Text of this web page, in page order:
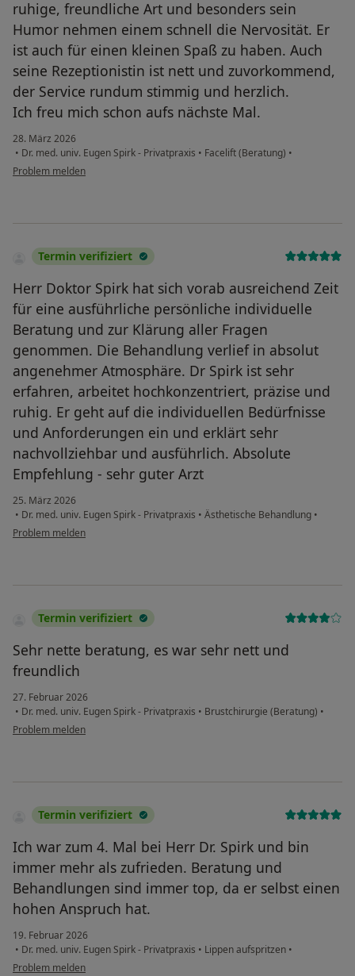
ruhige, freundliche Art und besonders sein
Humor nehmen einem schnell die Nervosität. Er
ist auch für einen kleinen Spaß zu haben. Auch
seine Rezeptionistin ist nett und zuvorkommend,
der Service rundum stimmig und herzlich.
Ich freu mich schon aufs nächste Mal.
28. März 2026
• Dr. med. univ. Eugen Spirk - Privatpraxis • Facelift (Beratung) •
Problem melden
Termin verifiziert
Herr Doktor Spirk hat sich vorab ausreichend Zeit
für eine ausführliche persönliche individuelle
Beratung und zur Klärung aller Fragen
genommen. Die Behandlung verlief in absolut
angenehmer Atmosphäre. Dr Spirk ist sehr
erfahren, arbeitet hochkonzentriert, präzise und
ruhig. Er geht auf die individuellen Bedürfnisse
und Anforderungen ein und erklärt sehr
nachvollziehbar und ausführlich. Absolute
Empfehlung - sehr guter Arzt
25. März 2026
• Dr. med. univ. Eugen Spirk - Privatpraxis • Ästhetische Behandlung •
Problem melden
Termin verifiziert
Sehr nette beratung, es war sehr nett und
freundlich
27. Februar 2026
• Dr. med. univ. Eugen Spirk - Privatpraxis • Brustchirurgie (Beratung) •
Problem melden
Termin verifiziert
Ich war zum 4. Mal bei Herr Dr. Spirk und bin
immer mehr als zufrieden. Beratung und
Behandlungen sind immer top, da er selbst einen
hohen Anspruch hat.
19. Februar 2026
• Dr. med. univ. Eugen Spirk - Privatpraxis • Lippen aufspritzen •
Problem melden